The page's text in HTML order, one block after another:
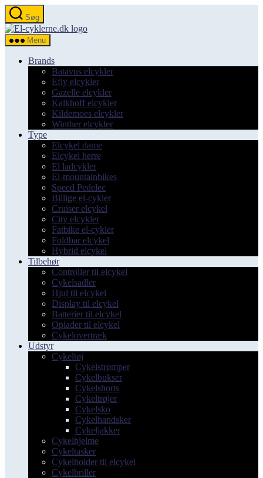
Spring
til
indholdet
Søg
el-
Menu
Brands
Batavus elcykler
Efly elcykler
Gazelle elcykler
Kalkhoff elcykler
Kildemoes elcykler
Winther elcykler
Type
Elcykel dame
Elcykel herre
El ladcykler
El-mountainbikes
Speed Pedelec
Billige el-cykler
Cruiser elcykel
City elcykler
Fatbike el-cykler
Foldbar elcykel
Hybrid elcykel
Tilbehør
Controller til elcykel
Cykelsadler
Hjul til elcykel
Display til elcykel
Batterier til elcykel
Oplader til elcykel
Cykelovertræk
Udstyr
Cykeltøj
Cykelstrømper
Cykelbukser
Cykelshorts
Cykeltrøjer
Cykelsko
Cykelhandsker
Cykeljakker
Cykelhjelme
Cykeltasker
Cykelholder til elcykel
Cykelbriller